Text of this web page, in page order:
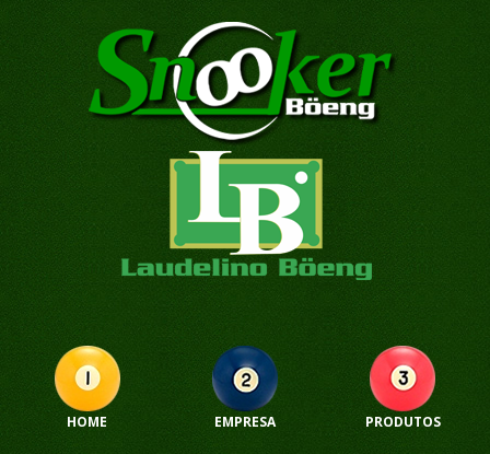
HOME EMPRESA PRODUTOS